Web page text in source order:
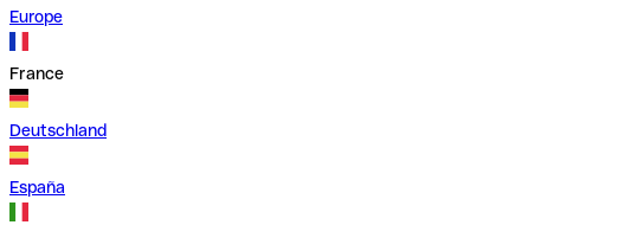
Europe
France
Deutschland
España